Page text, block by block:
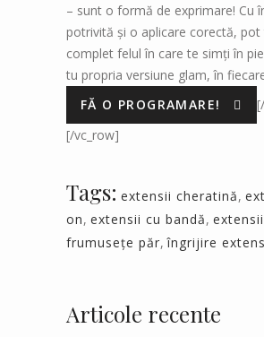
– sunt o formă de exprimare! Cu
potrivită și o aplicare corectă,
complet felul în care te simți în
tu propria versiune glam, în fiecare
FĂ O PROGRAMARE!
[/vc_row]
Tags: extensii cheratină,
on, extensii cu bandă,
frumusețe păr,îngrijire
Articole recente